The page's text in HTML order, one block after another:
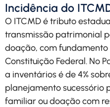
Incidência do
O ITCMD é tributo
transmissão patrimonial
doação, com fundamento
Constituição Federal. No
a inventários é de 4%
planejamento sucessório
familiar ou doação com